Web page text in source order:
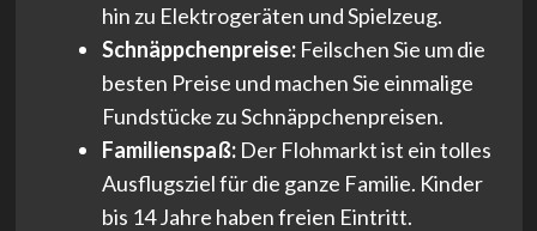
hin zu Elektrogeräten und Spielzeug.
Schnäppchenpreise:Feilschen Sie um die
besten Preise und machen Sie einmalige
Fundstücke zu Schnäppchenpreisen.
Familienspaß:Der Flohmarkt ist ein tolles
Ausflugsziel für die ganze Familie. Kinder
bis 14 Jahre haben freien Eintritt.